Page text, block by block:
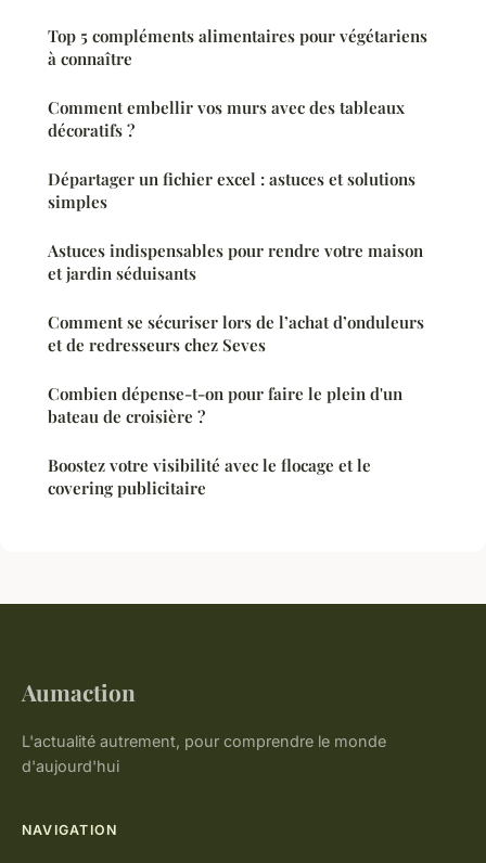
Top 5 compléments alimentaires pour végétariens
à connaître
Comment embellir vos murs avec des tableaux
décoratifs ?
Départager un fichier excel : astuces et solutions
simples
Astuces indispensables pour rendre votre maison
et jardin séduisants
Comment se sécuriser lors de l’achat d’onduleurs
et de redresseurs chez Seves
Combien dépense-t-on pour faire le plein d'un
bateau de croisière ?
Boostez votre visibilité avec le flocage et le
covering publicitaire
Aumaction
L'actualité autrement, pour comprendre le monde
d'aujourd'hui
NAVIGATION